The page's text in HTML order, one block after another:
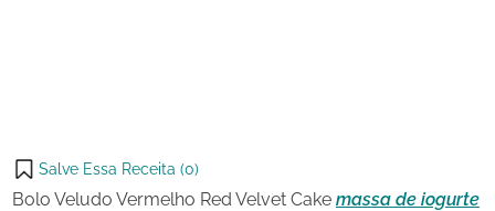
on
X
Salve Essa Receita (0)
Bolo Veludo Vermelho Red Velvet Cake massa de iogurte